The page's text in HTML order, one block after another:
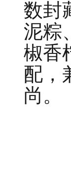
数封
泥粽
椒香
配，
尚。